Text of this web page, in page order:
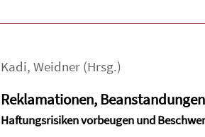
Kadi, Weidner (Hrsg.)
Reklamationen,
Haftungsrisiken vorbeugen und